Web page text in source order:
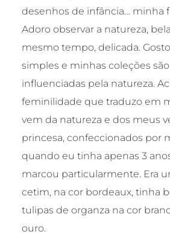
desenhos de infância… minha
Adoro observar a natureza,
mesmo tempo, delicada.
simples e minhas coleções
influenciadas pela natureza.
feminilidade que traduzo em
vem da natureza e dos meus
princesa, confeccionados por
quando eu tinha apenas 3
marcou particularmente. Era
cetim, na cor bordeaux, tinha
tulipas de organza na cor
ouro.